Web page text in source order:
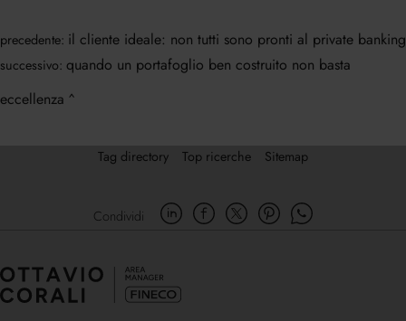
precedente: il cliente ideale: non tutti sono pronti al private banking
successivo: quando un portafoglio ben costruito non basta
eccellenza
Tag directory Top ricerche Sitemap
Condividi